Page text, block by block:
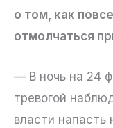
о том, как
отмолчаться
— В ночь на 24
тревогой
власти напасть